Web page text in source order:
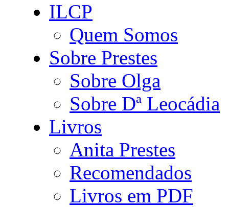
ILCP
Quem Somos
Sobre Prestes
Sobre Olga
Sobre Dª Leocádia
Livros
Anita Prestes
Recomendados
Livros em PDF